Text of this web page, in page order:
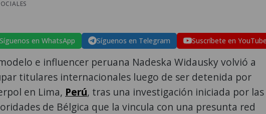
Síguenos en WhatsApp Síguenos en Telegram Suscríbete en
e influencer peruana Nadeska Widausky volvió a
titulares internacionales luego de ser detenida por
en Lima, Perú, tras una investigación iniciada por las
de Bélgica que la vincula con una presunta red